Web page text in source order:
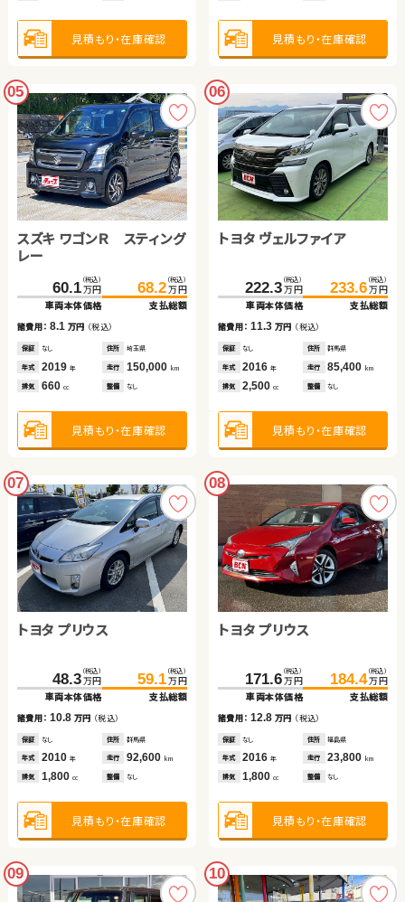
見積もり・在庫確認 見積もり・在庫確認
05
スズキ ワゴンＲ スティング
レー
60.1 （税込）
万円
車両本体価格
68.2 （税込）
万円
支払総額
諸費用：8.1 万円 （税込）
保証 なし 住所 埼玉県
年式 2019 年 走行 150,000 km
排気 660 cc 整備 なし
見積もり・在庫確認
06
トヨタ ヴェルファイア
222.3 （税込）
万円
車両本体価格
233.6 （税込）
万円
支払総額
諸費用：11.3 万円 （税込）
保証 なし 住所 群馬県
年式 2016 年 走行 85,400 km
排気 2,500 cc 整備 なし
見積もり・在庫確認
07
トヨタ プリウス
48.3 （税込）
万円
車両本体価格
59.1 （税込）
万円
支払総額
諸費用：10.8 万円 （税込）
保証 なし 住所 群馬県
年式 2010 年 走行 92,600 km
排気 1,800 cc 整備 なし
見積もり・在庫確認
08
トヨタ プリウス
171.6 （税込）
万円
車両本体価格
184.4 （税込）
万円
支払総額
諸費用：12.8 万円 （税込）
保証 なし 住所 福島県
年式 2016 年 走行 23,800 km
排気 1,800 cc 整備 なし
見積もり・在庫確認
09 10